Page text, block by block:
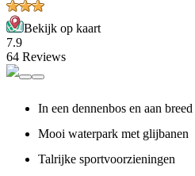
Bekijk op kaart
7.9
64 Reviews
In een dennenbos en aan
Mooi waterpark met glijbanen
Talrijke sportvoorzieningen